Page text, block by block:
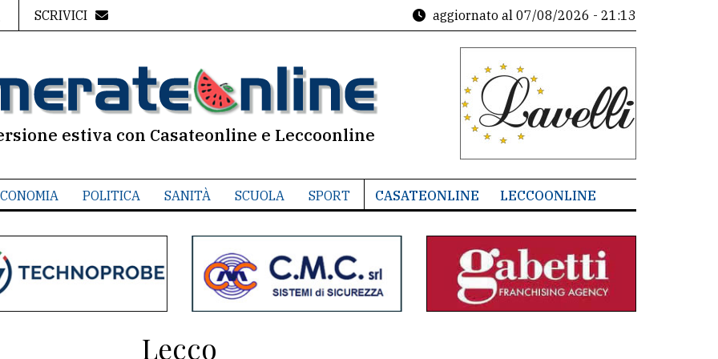
SCRIVICI aggiornato al 07/08/2026 - 21:13
estiva con Casateonline e Leccoonline
POLITICA SANITÀ SCUOLA SPORT CASATEONLINE LECCOONLINE
Lecco